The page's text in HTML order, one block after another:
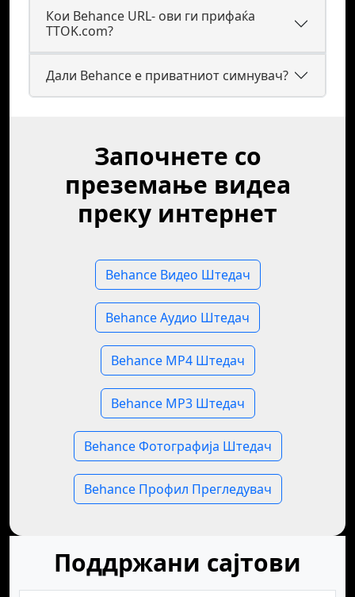
Кои Behance URL- ови ги прифаќа
TTOK.com?
Дали Behance е приватниот симнувач?
Започнете со
преземање видеа
преку интернет
Behance Видео Штедач
Behance Аудио Штедач
Behance MP4 Штедач
Behance MP3 Штедач
Behance Фотографија Штедач
Behance Профил Прегледувач
Поддржани сајтови